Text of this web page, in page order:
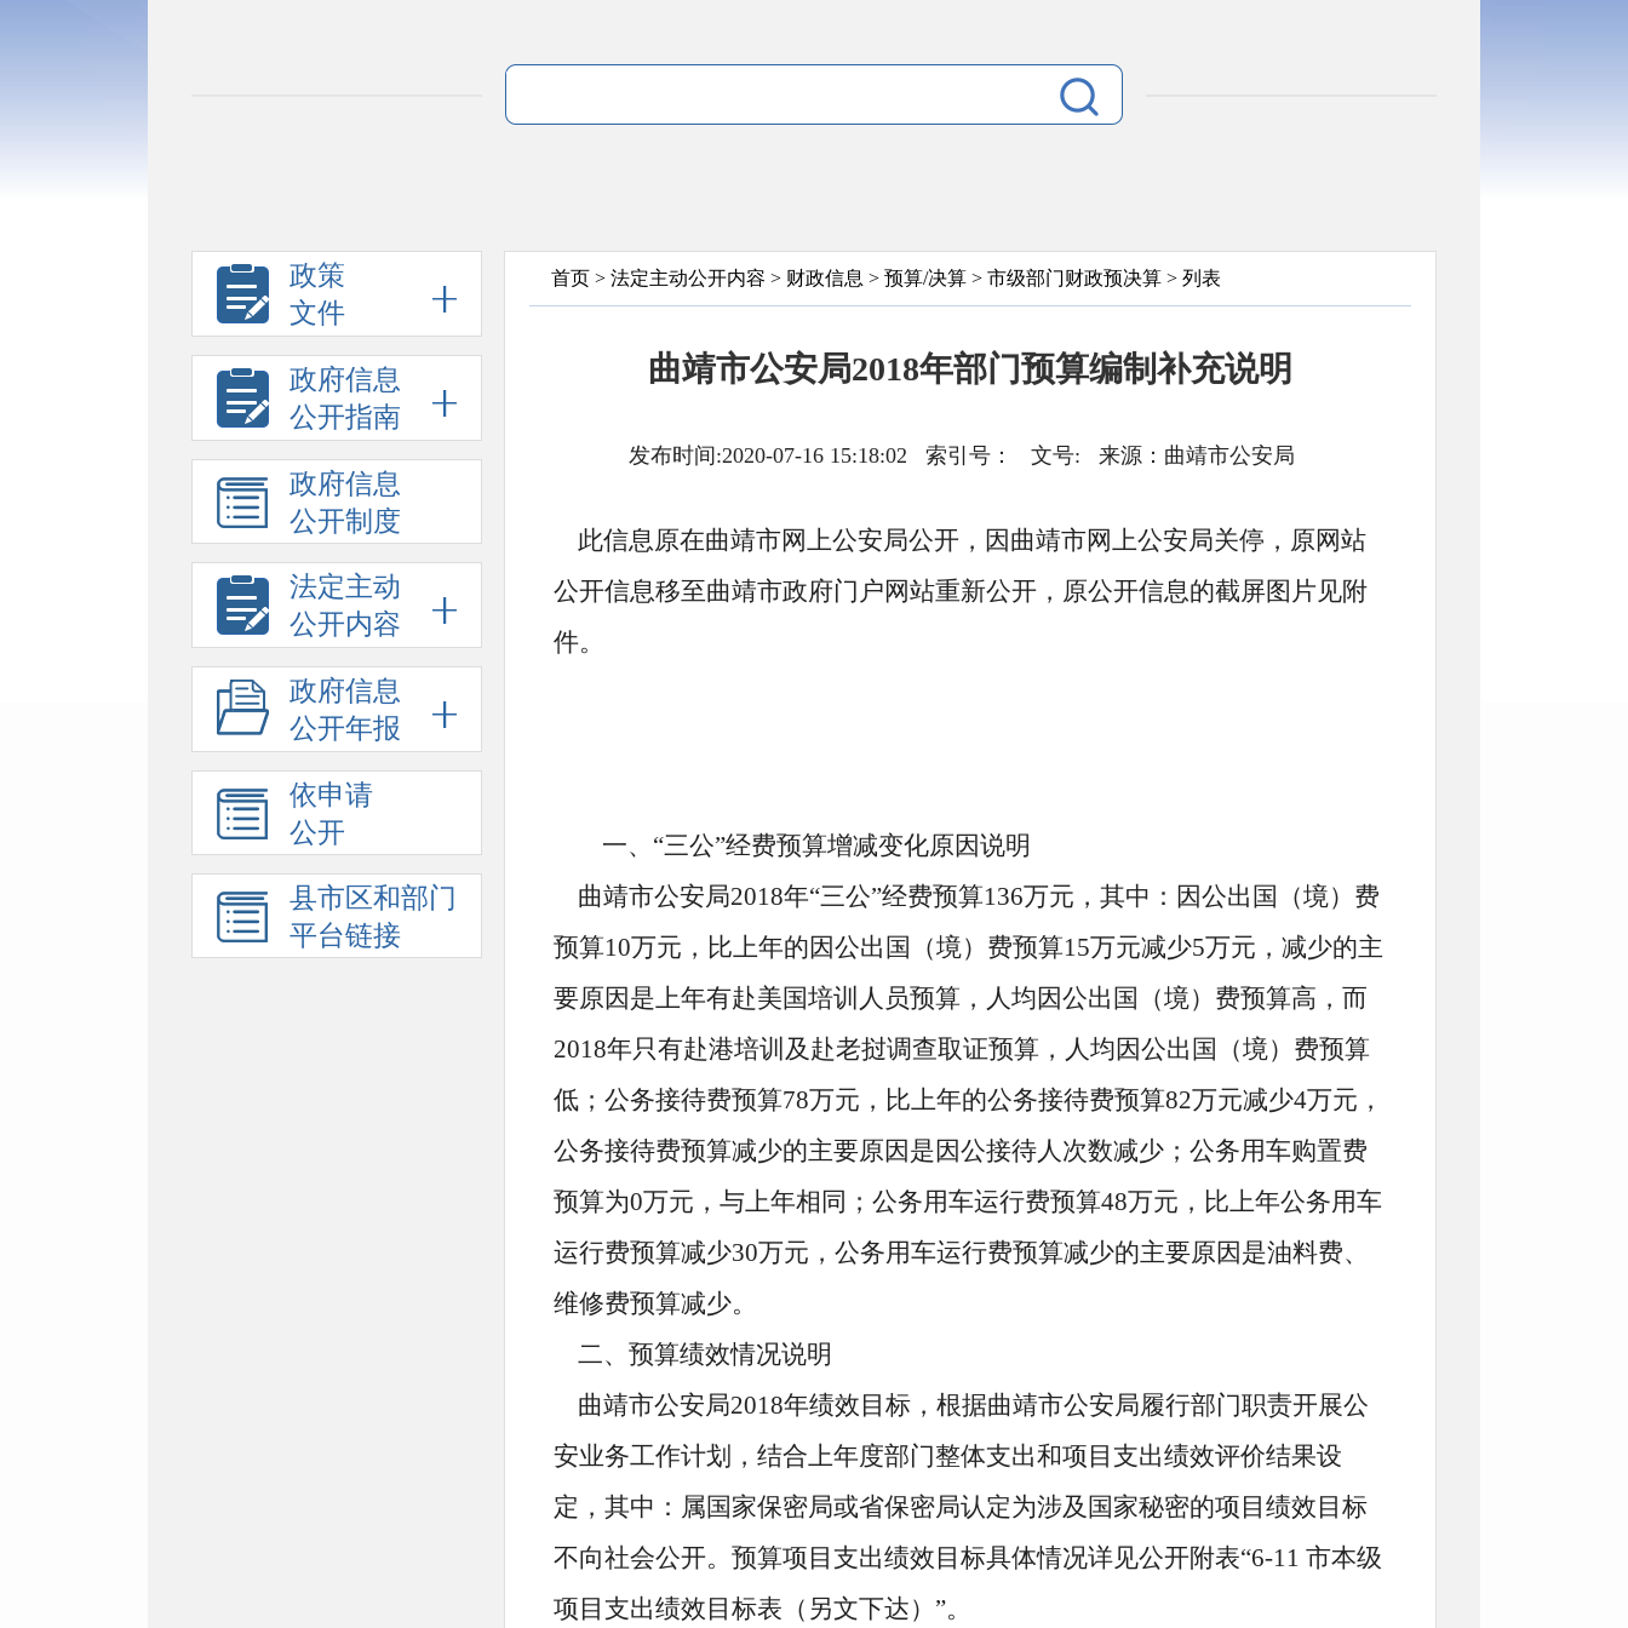
政策
文件
政府信息
公开指南
政府信息
公开制度
法定主动
公开内容
政府信息
公开年报
依申请
公开
县市区和部门
平台链接
首页 > 法定主动公开内容 > 财政信息 > 预算/决算 > 市级部门财政预决算 > 列表
曲靖市公安局2018年部门预算编制补充说明
发布时间:2020-07-16 15:18:02 索引号： 文号: 来源：曲靖市公安局
此信息原在曲靖市网上公安局公开，因曲靖市网上公安局关停，原网站
公开信息移至曲靖市政府门户网站重新公开，原公开信息的截屏图片见附
件。
一、“三公”经费预算增减变化原因说明
曲靖市公安局2018年“三公”经费预算136万元，其中：因公出国（境）费
预算10万元，比上年的因公出国（境）费预算15万元减少5万元，减少的主
要原因是上年有赴美国培训人员预算，人均因公出国（境）费预算高，而
2018年只有赴港培训及赴老挝调查取证预算，人均因公出国（境）费预算
低；公务接待费预算78万元，比上年的公务接待费预算82万元减少4万元，
公务接待费预算减少的主要原因是因公接待人次数减少；公务用车购置费
预算为0万元，与上年相同；公务用车运行费预算48万元，比上年公务用车
运行费预算减少30万元，公务用车运行费预算减少的主要原因是油料费、
维修费预算减少。
二、预算绩效情况说明
曲靖市公安局2018年绩效目标，根据曲靖市公安局履行部门职责开展公
安业务工作计划，结合上年度部门整体支出和项目支出绩效评价结果设
定，其中：属国家保密局或省保密局认定为涉及国家秘密的项目绩效目标
不向社会公开。预算项目支出绩效目标具体情况详见公开附表“6-11 市本级
项目支出绩效目标表（另文下达）”。